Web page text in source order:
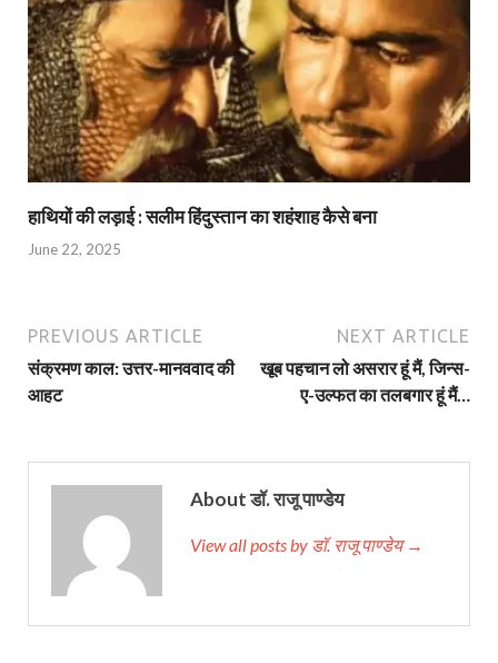
हाथियों की लड़ाई : सलीम हिंदुस्तान का शहंशाह कैसे बना
June 22, 2025
PREVIOUS ARTICLE
संक्रमण काल: उत्तर-मानववाद की
आहट
NEXT ARTICLE
खूब पहचान लो असरार हूं मैं, जिन्स-
ए-उल्फत का तलबगार हूं मैं…
About डॉ. राजू पाण्डेय
View all posts by डॉ. राजू पाण्डेय →